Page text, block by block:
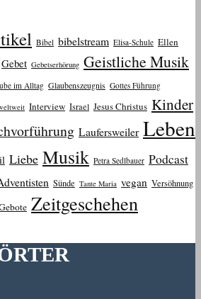
Bibel bibelstream Elisa-Schule Ellen
Gebet Gebetserhörung Geistliche Musik
im Alltag Glaubenszeugnis Gottes Führung
Interview Israel Jesus Christus Kinder
Laufersweiler Leben
Liebe Musik Petra Sedlbauer Podcast
Sünde Tante Maria vegan Versöhnung
Zeitgeschehen